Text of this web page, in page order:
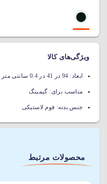
ویژگی‌های کالا
ابعاد: 94 در 41 در 0.4 سانتی متر
مناسب برای: گیمینگ
جنس بدنه: فوم لاستیکی
محصولات مرتبط